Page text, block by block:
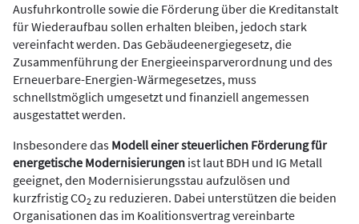
Ausfuhrkontrolle sowie die Förderung über die Kreditanstalt
für Wiederaufbau sollen erhalten bleiben, jedoch stark
vereinfacht werden. Das Gebäudeenergiegesetz, die
Zusammenführung der Energieeinsparverordnung und des
Erneuerbare-Energien-Wärmegesetzes, muss
schnellstmöglich umgesetzt und finanziell angemessen
ausgestattet werden.
Insbesondere das Modell einer steuerlichen Förderung für
energetische Modernisierungen ist laut BDH und IG Metall
geeignet, den Modernisierungsstau aufzulösen und
kurzfristig CO2 zu reduzieren. Dabei unterstützen die beiden
Organisationen das im Koalitionsvertrag vereinbarte